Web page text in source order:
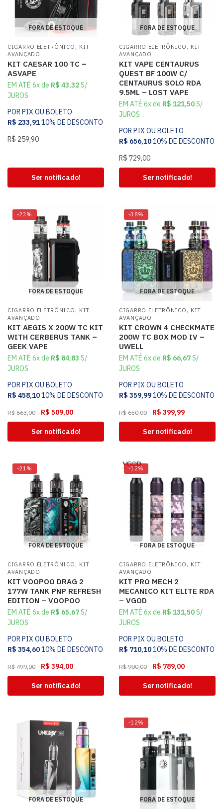
FORA DE ESTOQUE
CIGARRO ELETRÔNICO , KIT
AVANÇADO
KIT CAESAR 100 TC –
ASVAPE
EM ATÉ 6x de R$ 43,32S/
JUROS
POR PIX OU BOLETO
R$ 233,9110% DE DESCONTO
R$ 259,90
Ser notificado!
FORA DE ESTOQUE
CIGARRO ELETRÔNICO , KIT
AVANÇADO
KIT VAPE CENTAURUS
QUEST BF 100W C/
CENTAURUS SOLO RDA
9.5ML – LOST VAPE
EM ATÉ 6x de R$ 121,50S/
JUROS
POR PIX OU BOLETO
R$ 656,1010% DE DESCONTO
R$ 729,00
Ser notificado!
-23%
FORA DE ESTOQUE
CIGARRO ELETRÔNICO , KIT
AVANÇADO
KIT AEGIS X 200W TC KIT
WITH CERBERUS TANK –
GEEK VAPE
EM ATÉ 6x de R$ 84,83 S/
JUROS
POR PIX OU BOLETO
R$ 458,1010% DE DESCONTO
R$663,00 R$ 509,00
Ser notificado!
-38%
FORA DE ESTOQUE
CIGARRO ELETRÔNICO , KIT
AVANÇADO
KIT CROWN 4 CHECKMATE
200W TC BOX MOD IV –
UWELL
EM ATÉ 6x de R$ 66,67S/
JUROS
POR PIX OU BOLETO
R$ 359,9910% DE DESCONTO
R$650,00 R$ 399,99
Ser notificado!
-21%
FORA DE ESTOQUE
CIGARRO ELETRÔNICO , KIT
AVANÇADO
KIT VOOPOO DRAG 2
177W TANK PNP REFRESH
EDITION – VOOPOO
EM ATÉ 6x de R$ 65,67S/
JUROS
POR PIX OU BOLETO
R$ 354,6010% DE DESCONTO
R$499,00 R$ 394,00
Ser notificado!
-12%
FORA DE ESTOQUE
CIGARRO ELETRÔNICO , KIT
AVANÇADO
KIT PRO MECH 2
MECANICO KIT ELITE RDA
– VGOD
EM ATÉ 6x de R$ 131,50S/
JUROS
POR PIX OU BOLETO
R$ 710,1010% DE DESCONTO
R$900,00 R$ 789,00
Ser notificado!
FORA DE ESTOQUE
-12%
FORA DE ESTOQUE